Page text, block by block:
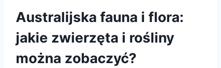
Australijska fauna i flora:
jakie zwierzęta i rośliny
można zobaczyć?